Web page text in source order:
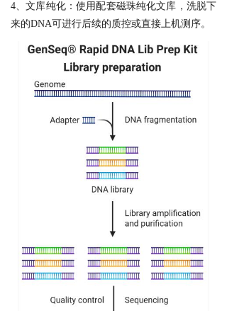
4、文库纯化：使用配套磁珠纯化文库，洗脱下
来的DNA可进行后续的质控或直接上机测序。